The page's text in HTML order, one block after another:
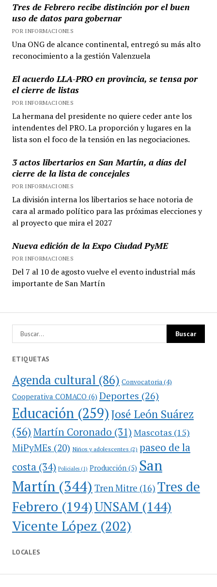
Tres de Febrero recibe distinción por el buen
uso de datos para gobernar
POR INFORMACIONES
Una ONG de alcance continental, entregó su más alto
reconocimiento a la gestión Valenzuela
El acuerdo LLA-PRO en provincia, se tensa por
el cierre de listas
POR INFORMACIONES
La hermana del presidente no quiere ceder ante los
intendentes del PRO. La proporción y lugares en la
lista son el foco de la tensión en las negociaciones.
3 actos libertarios en San Martín, a días del
cierre de la lista de concejales
POR INFORMACIONES
La división interna los libertarios se hace notoria de
cara al armado político para las próximas elecciones y
al proyecto que mira el 2027
Nueva edición de la Expo Ciudad PyME
POR INFORMACIONES
Del 7 al 10 de agosto vuelve el evento industrial más
importante de San Martín
ETIQUETAS
Agenda cultural (86) Convocatoria (4)
Cooperativa COMACO(6) Deportes (26)
Educación(259)José León Suárez
(56)Martín Coronado (31) Mascotas (15)
MiPyMEs (20) Niños y adolescentes (2) paseo de la
costa(34) Policiales(1) Producción(5) San
Martín(344) Tren Mitre (16) Tres de
Febrero (194)UNSAM (144)
Vicente López (202)
LOCALES